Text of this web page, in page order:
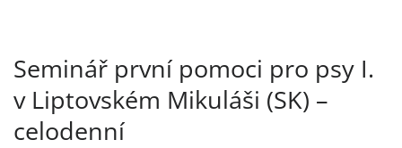
Seminář první pomoci pro psy I.
v Liptovském Mikuláši (SK) –
celodenní